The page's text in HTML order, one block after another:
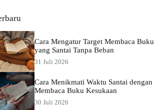
Cara Mengatur Target Membaca Buku
yang Santai Tanpa Beban
31 Juli 2026
Cara Menikmati Waktu Santai dengan
Membaca Buku Kesukaan
30 Juli 2026